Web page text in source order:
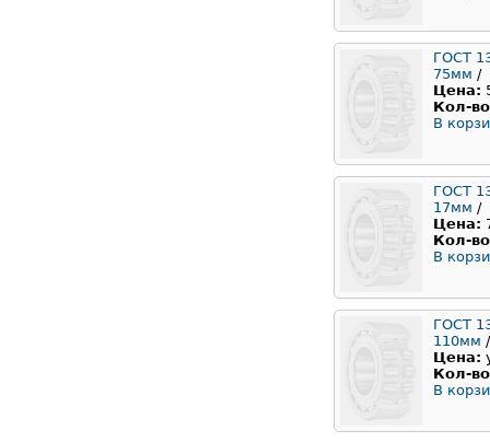
ГОСТ
75мм /
Цена:
Кол-
В
ГОСТ
17мм /
Цена:
Кол-
В
ГОСТ
110мм /
Цена:
Кол-
В